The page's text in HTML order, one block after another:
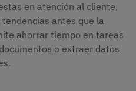
en atención al cliente,
antes que la
ahorrar tiempo en tareas
o extraer datos